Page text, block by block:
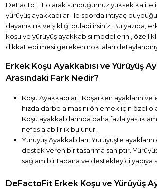
DeFacto Fit olarak sunduğumuz yüksek
yürüyüş ayakkabıları ile sporda ihtiyaç
dayanıklılık ve şıklığı bulabilirsiniz. Bu yazıda,
koşu ve yürüyüş ayakkabısı modellerini,
dikkat edilmesi gereken noktaları
Erkek Koşu Ayakkabısı ve Yürüyüş
Arasındaki Fark Nedir?
Koşu Ayakkabıları: Koşarken ayakların
hızda darbe almasını önlemek için özel
Koşu ayakkabılarında daha fazla
nefes alabilirlik bulunur.
Yürüyüş Ayakkabıları: Yürüyüşte
destek veren bir tasarıma sahiptir.
sağlam bir tabana ve destekleyici yapıya
DeFactoFit Erkek Koşu ve Yürüyüş